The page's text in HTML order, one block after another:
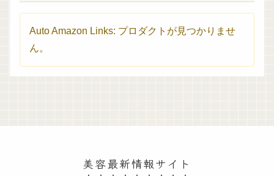
Auto Amazon Links: プロダクトが見つかりませ
ん。
美容最新情報サイト